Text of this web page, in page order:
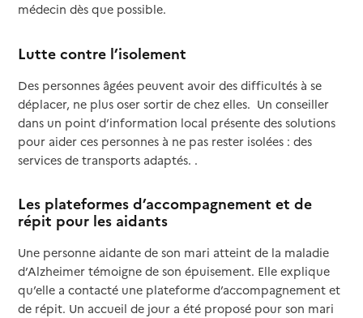
médecin dès que possible.
Lutte contre l’isolement
Des personnes âgées peuvent avoir des difficultés à se
déplacer, ne plus oser sortir de chez elles. Un conseiller
dans un point d’information local présente des solutions
pour aider ces personnes à ne pas rester isolées : des
services de transports adaptés. .
Les plateformes d’accompagnement et de
répit pour les aidants
Une personne aidante de son mari atteint de la maladie
d’Alzheimer témoigne de son épuisement. Elle explique
qu’elle a contacté une plateforme d’accompagnement et
de répit. Un accueil de jour a été proposé pour son mari